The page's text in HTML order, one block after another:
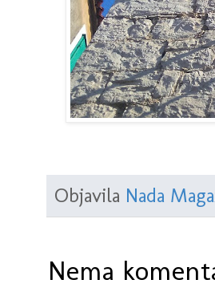
Objavila Nada
Nema